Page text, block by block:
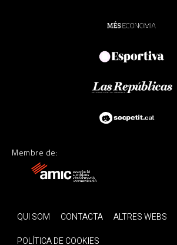
Membre de:
QUI SOM CONTACTA ALTRES WEBS
POLÍTICA DE COOKIES